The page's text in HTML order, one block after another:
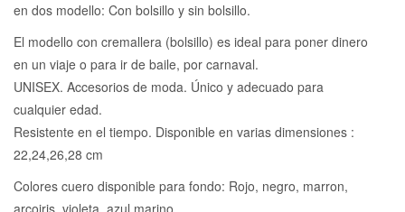
precios:
desde
20,00€
hasta
en dos modello: Con bolsillo y sin bolsillo.
El modello con cremallera (bolsillo) es ideal para poner dinero
en un viaje o para ir de baile, por carnaval.
UNISEX. Accesorios de moda. Único y adecuado para
cualquier edad.
Resistente en el tiempo. Disponible en varias dimensiones :
22,24,26,28 cm
Colores cuero disponible para fondo: Rojo, negro, marron,